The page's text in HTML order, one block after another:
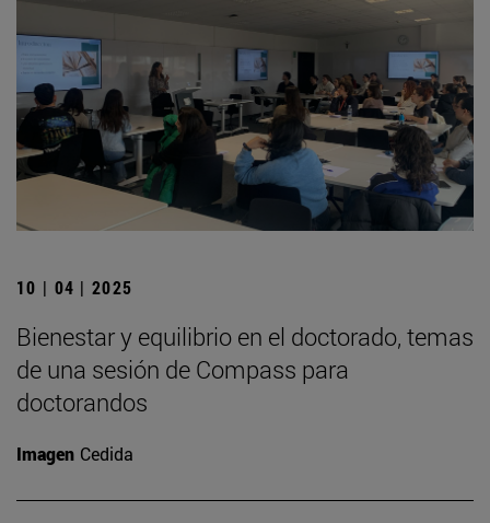
10 | 04 | 2025
Bienestar y equilibrio en el doctorado, temas
de una sesión de Compass para
doctorandos
Imagen Cedida